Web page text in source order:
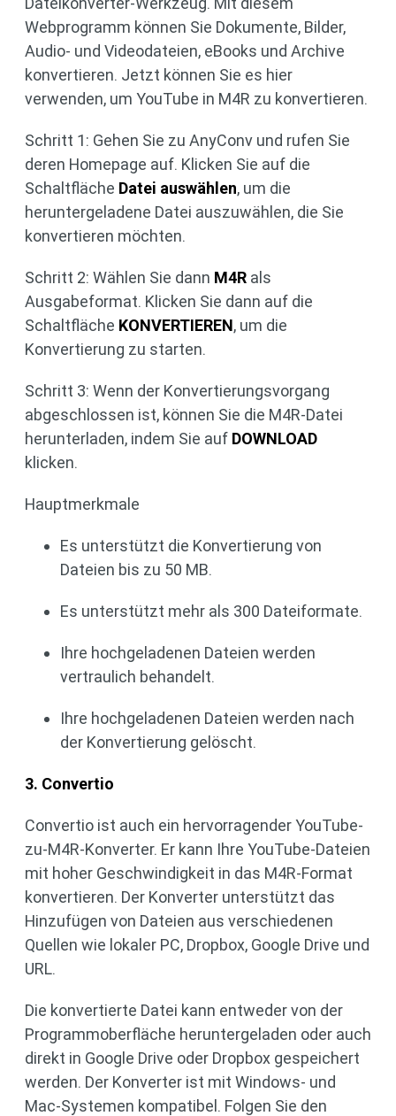
Webprogramm können Sie Dokumente, Bilder,
Audio- und Videodateien, eBooks und Archive
konvertieren. Jetzt können Sie es hier
verwenden, um YouTube in M4R zu konvertieren.
Schritt 1: Gehen Sie zu AnyConv und rufen Sie
deren Homepage auf. Klicken Sie auf die
Schaltfläche Datei auswählen, um die
heruntergeladene Datei auszuwählen, die Sie
konvertieren möchten.
Schritt 2: Wählen Sie dann M4R als
Ausgabeformat. Klicken Sie dann auf die
Schaltfläche KONVERTIEREN, um die
Konvertierung zu starten.
Schritt 3: Wenn der Konvertierungsvorgang
abgeschlossen ist, können Sie die M4R-Datei
herunterladen, indem Sie auf DOWNLOAD
klicken.
Hauptmerkmale
Es unterstützt die Konvertierung von
Dateien bis zu 50 MB.
Es unterstützt mehr als 300 Dateiformate.
Ihre hochgeladenen Dateien werden
vertraulich behandelt.
Ihre hochgeladenen Dateien werden nach
der Konvertierung gelöscht.
3. Convertio
Convertio ist auch ein hervorragender YouTube-
zu-M4R-Konverter. Er kann Ihre YouTube-Dateien
mit hoher Geschwindigkeit in das M4R-Format
konvertieren. Der Konverter unterstützt das
Hinzufügen von Dateien aus verschiedenen
Quellen wie lokaler PC, Dropbox, Google Drive und
URL.
Die konvertierte Datei kann entweder von der
Programmoberfläche heruntergeladen oder auch
direkt in Google Drive oder Dropbox gespeichert
werden. Der Konverter ist mit Windows- und
Mac-Systemen kompatibel. Folgen Sie den